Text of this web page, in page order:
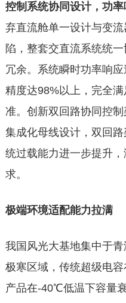
控制系统协同设计，功率
弃直流舱单一设计与变
陷，整套交直流系统统
冗余。系统瞬时功率响
精度达98%以上，完全
准。创新双回路协同控
集成化母线设计，双回
统过载能力进一步提升
求。
极端环境适配能力拉满
我国风光大基地集中于青
极寒区域，传统超级电
产品在-40℃低温下容量